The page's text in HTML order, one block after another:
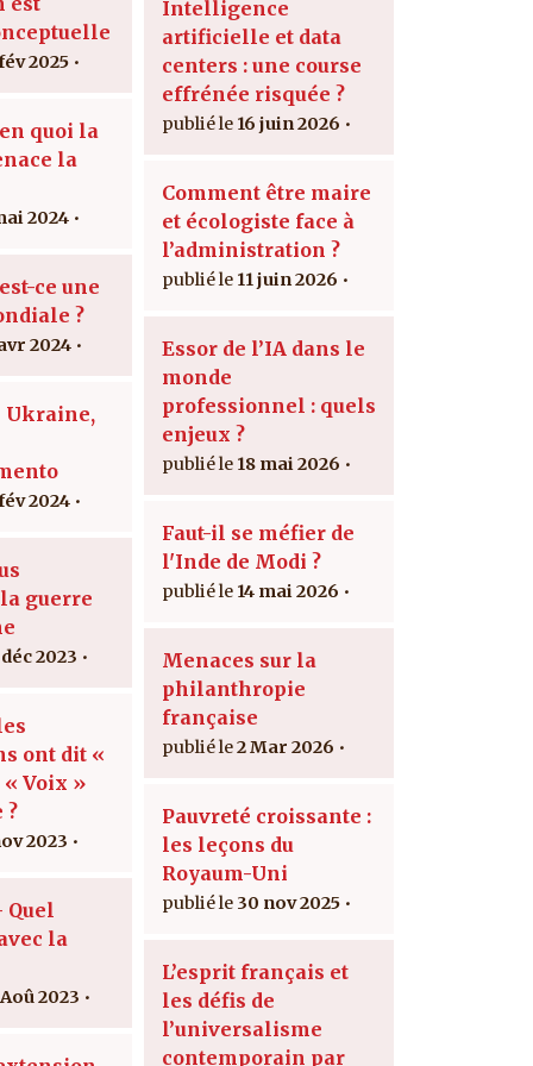
2025
quoi la
la
2024
ce une
?
2024
Ukraine,
2024
guerre
2023
ont dit «
Voix »
?
2023
la
2023
Intelligence
artificielle et data
centers : une course
effrénée risquée ?
16 juin 2026
Comment être maire
et écologiste face à
l’administration ?
11 juin 2026
Essor de l’IA dans le
monde
professionnel : quels
enjeux ?
18 mai 2026
Faut-il se méfier de
l'Inde de Modi ?
14 mai 2026
Menaces sur la
philanthropie
française
2 Mar 2026
Pauvreté croissante :
les leçons du
Royaum-Uni
30 nov 2025
L’esprit français et
les défis de
l’universalisme
contemporain par